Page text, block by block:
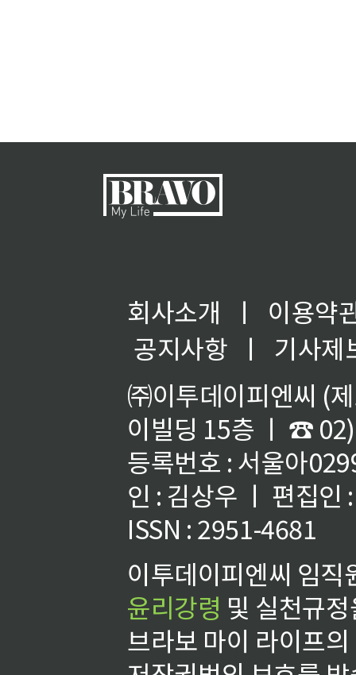
회사소개 ㅣ
이용약
공지사항
ㅣ
기사제
㈜이투데이피엔씨 (
이빌딩 15층 ㅣ ☎
등록번호 : 서울아
인 : 김상우 ㅣ 편집인
ISSN : 2951-4681
이투데이피엔씨 임
윤리강령 및 실천규
브라보 마이 라이프